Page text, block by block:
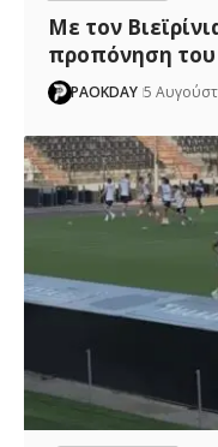
Με τον
προπόνηση
PAOKDAY 5